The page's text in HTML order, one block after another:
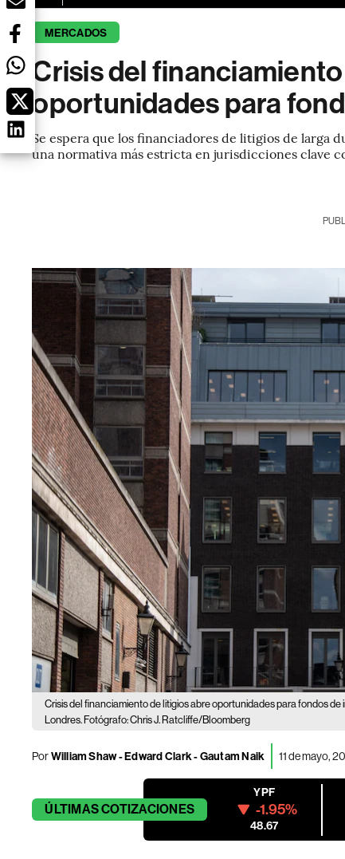
MERCADOS
Crisis del
oportunidades para
Se espera que los financiadores de litigios de larga
una normativa más estricta en jurisdicciones clave
Crisis del financiamiento de litigios abre oportunidades para fondos de
Londres. Fotógrafo: Chris J. Ratcliffe/Bloomberg
PorWilliam Shaw - Edward Clark - Gautam Naik 11 de mayo,
ÚLTIMASCOTIZACIONES
YPF
-1.95%
48.67